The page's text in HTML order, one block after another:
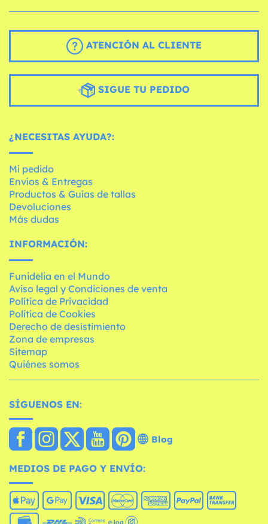
ATENCIÓN AL CLIENTE
SIGUE TU PEDIDO
¿NECESITAS AYUDA?:
Mi pedido
Envíos & Entregas
Productos & Guías de tallas
Devoluciones
Más dudas
INFORMACIÓN:
Funidelia en el Mundo
Aviso legal y Condiciones de venta
Política de Privacidad
Política de Cookies
Derecho de desistimiento
Zona de empresas
Sitemap
Quiénes somos
SÍGUENOS EN:
Blog
MEDIOS DE PAGO Y ENVÍO: